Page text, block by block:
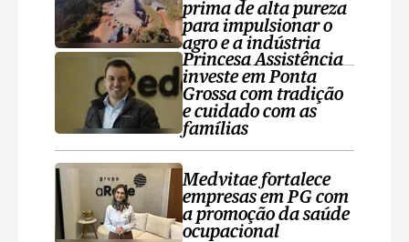
prima de alta pureza
para impulsionar o
agro e a indústria
Princesa Assistência
investe em Ponta
Grossa com tradição
e cuidado com as
famílias
Medvitae fortalece
empresas em PG com
a promoção da saúde
ocupacional